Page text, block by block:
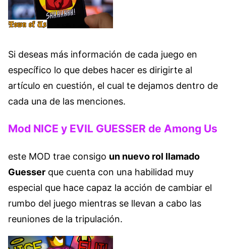
Si deseas más información de cada juego en
específico lo que debes hacer es dirigirte al
artículo en cuestión, el cual te dejamos dentro de
cada una de las menciones.
Mod NICE y EVIL GUESSER de Among Us
este MOD trae consigo un nuevo rol llamado
Guesser que cuenta con una habilidad muy
especial que hace capaz la acción de cambiar el
rumbo del juego mientras se llevan a cabo las
reuniones de la tripulación.